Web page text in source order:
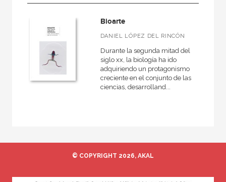
Biología, Medio Ambiente y Geología
MATERIAS
Bioarte
DANIEL LÓPEZ DEL RINCÓN
Durante la segunda mitad del
siglo xx, la biología ha ido
adquiriendo un protagonismo
creciente en el conjunto de las
ciencias, desarrolland...
© COPYRIGHT 2026, AKAL